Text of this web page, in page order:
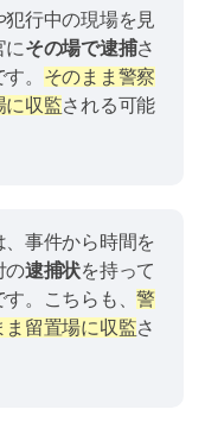
行中の現場を見
にその場で逮捕さ
。 そのまま警察
に収監される可能
事件から時間を
の逮捕状を持って
す。こちらも、警
ま留置場に収監さ